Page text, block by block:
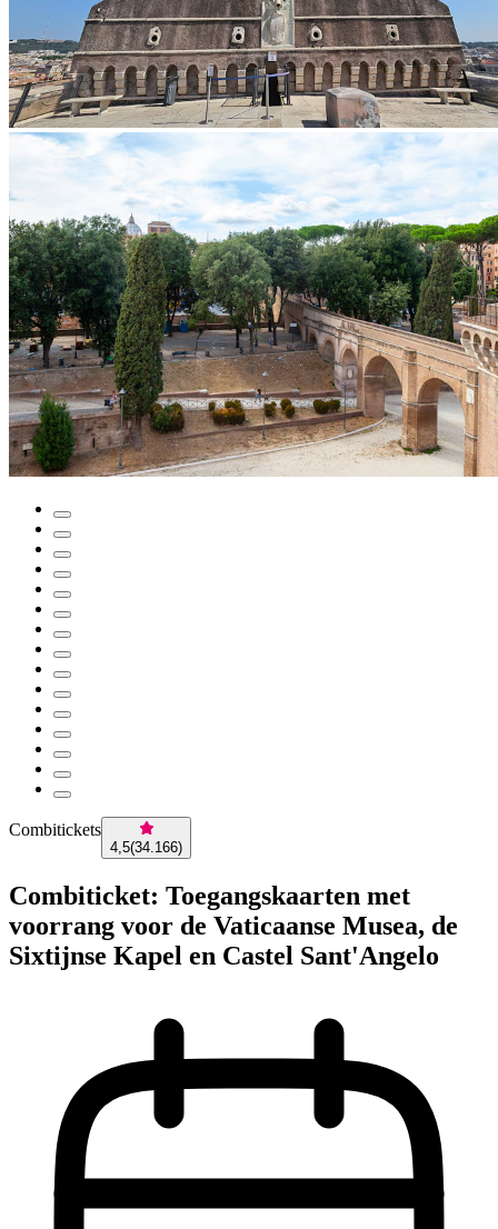
Combitickets
4,5(34.166)
Combiticket: Toegangskaarten met
voorrang voor de Vaticaanse Musea, de
Sixtijnse Kapel en Castel Sant'Angelo